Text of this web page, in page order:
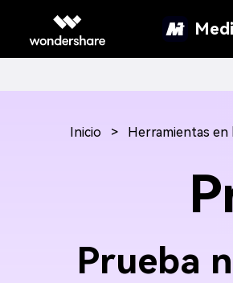
Inicio > Herramientas en
Prueba